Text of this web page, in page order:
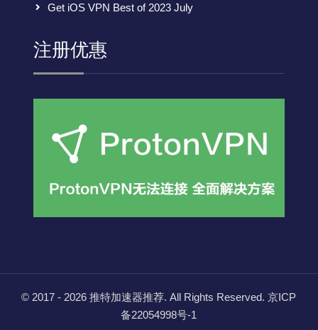
Get iOS VPN Best of 2023 July
注册优惠
© 2017 - 2026推特加速器推荐. All Rights Reserved.京ICP
备22054998号-1